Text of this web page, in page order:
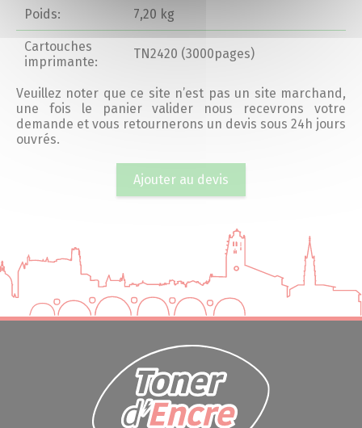
Poids: 7,20 kg
Cartouches
imprimante:
TN2420 (3000pages)
Veuillez noter que ce site n’est pas un site marchand,
une fois le panier valider nous recevrons votre
demande et vous retournerons un devis sous 24h jours
ouvrés.
Ajouter au devis